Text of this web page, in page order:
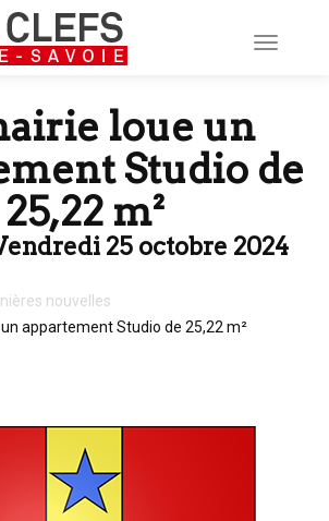
Toggle
loue un
Studio de
25,22 m²
25 octobre 2024
nouvelles
appartement Studio de 25,22 m²